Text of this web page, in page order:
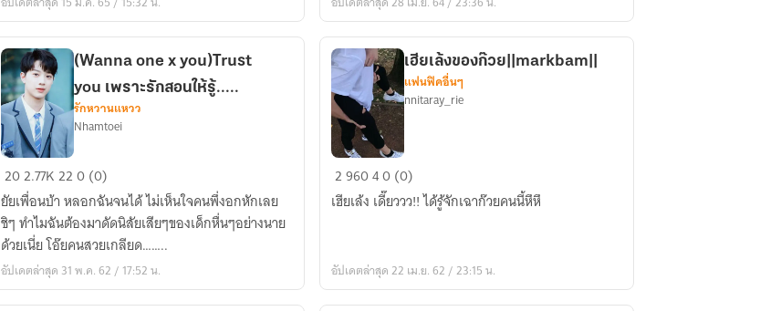
(Wanna
one
x
you)Trust
you
เพราะ
รัก
(Wanna one x you)Trust
you เพราะรักสอนให้รู้.....
รักหวานแหวว
Nhamtoei
202.77K 22 0 (0)
ยัยเพื่อนบ้า หลอกฉันจนได้ ไม่เห็นใจคนพึ่งอกหักเลย
ชิๆ ทำไมฉันต้องมาดัดนิสัยเสียๆของเด็กหื่นๆอย่างนาย
ด้วยเนี่ย โอ๊ยคนสวยเกลียด……..
อัปเดตล่าสุด 31 พ.ค. 62 / 17:52 น.
เฮีย
เล้ง
ขอ
เฮียเล้งของก๊วย||markbam||
แฟนฟิคอื่นๆ
nnitaray_rie
296040 (0)
เฮียเล้ง เดี๊ยววว!! ได้รู้จักเฉาก๊วยคนนี้หึหึ
อัปเดตล่าสุด 22 เม.ย. 62 / 23:15 น.